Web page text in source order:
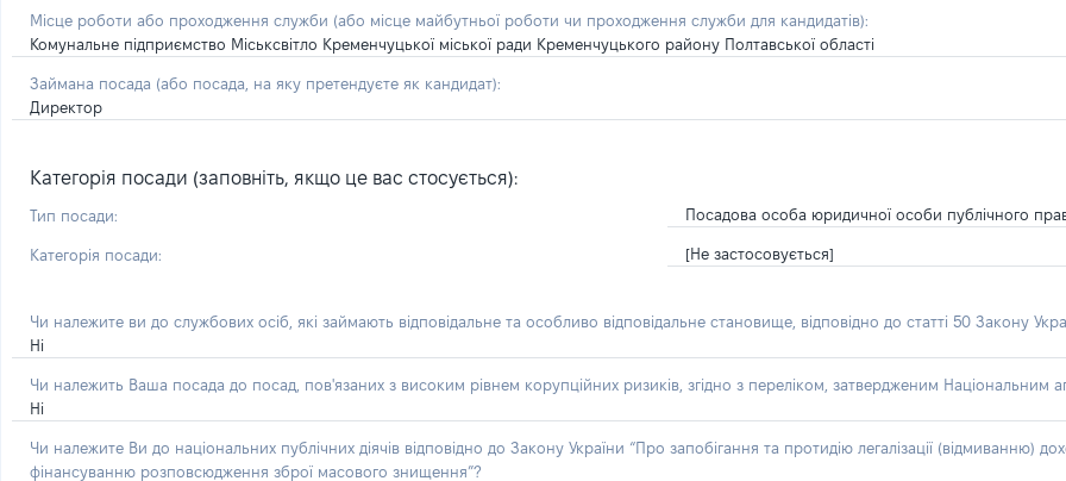
Місце роботи або проходження служби (або місце майбутньої роботи чи проходження служби для кандидатів):
Комунальне підприємство Міськсвітло Кременчуцької міської ради Кременчуцького району Полтавської області
Займана посада (або посада, на яку претендуєте як кандидат):
Директор
Категорія посади (заповніть, якщо це вас стосується):
Тип посади: Посадова особа юридичної особи публічного
Категорія посади: [Не застосовується]
Чи належите ви до службових осіб, які займають відповідальне та особливо відповідальне становище, відповідно до статті 50 Закону
Ні
Чи належить Ваша посада до посад, пов'язаних з високим рівнем корупційних ризиків, згідно з переліком, затвердженим Національним
Ні
Чи належите Ви до національних публічних діячів відповідно до Закону України “Про запобігання та протидію легалізації
фінансуванню розповсюдження зброї масового знищення”?